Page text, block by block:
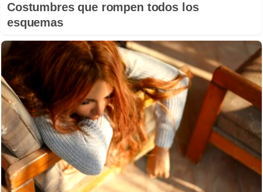
Costumbres que rompen todos los
esquemas